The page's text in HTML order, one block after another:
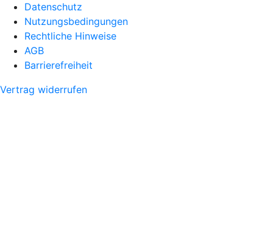
Datenschutz
Nutzungsbedingungen
Rechtliche Hinweise
AGB
Barrierefreiheit
Vertrag widerrufen